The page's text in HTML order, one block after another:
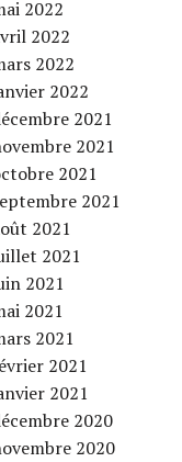
2022
2022
2022
2022
2021
2021
2021
2021
2021
2021
2021
2021
2021
2021
2021
2020
2020